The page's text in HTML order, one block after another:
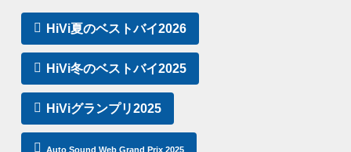
HiVi夏のベストバイ2026
HiVi冬のベストバイ2025
HiViグランプリ2025
Auto Sound Web Grand Prix 2025